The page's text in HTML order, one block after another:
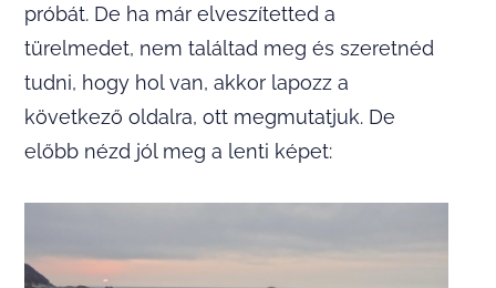
próbát. De ha már elveszítetted a
türelmedet, nem találtad meg és szeretnéd
tudni, hogy hol van, akkor lapozz a
következő oldalra, ott megmutatjuk. De
előbb nézd jól meg a lenti képet: